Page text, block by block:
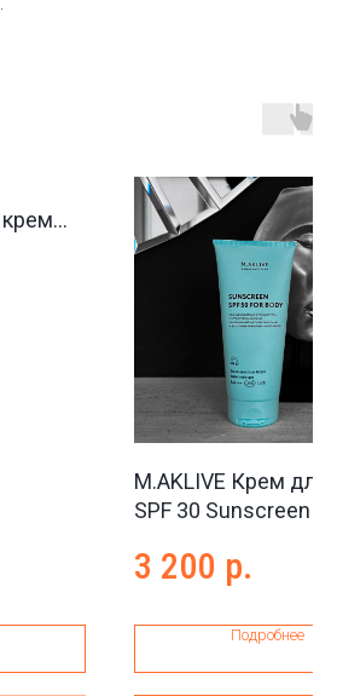
мл
M.AKLIVE Крем для
SPF 30 Sunscreen
3 200 р.
Подробнее